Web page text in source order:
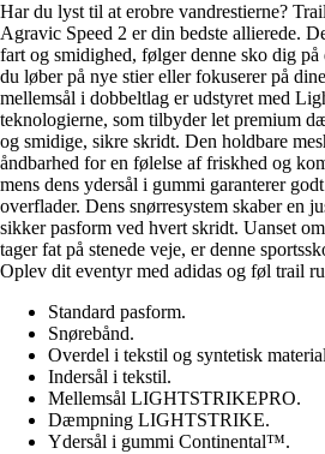
Har du lyst til at erobre vandrestierne?
Agravic Speed 2 er din bedste allierede.
fart og smidighed, følger denne sko dig på
du løber på nye stier eller fokuserer på
mellemsål i dobbeltlag er udstyret med
teknologierne, som tilbyder let premium
og smidige, sikre skridt. Den holdbare
åndbarhed for en følelse af friskhed og
mens dens ydersål i gummi garanterer
overflader. Dens snørresystem skaber en
sikker pasform ved hvert skridt. Uanset
tager fat på stenede veje, er denne
Oplev dit eventyr med adidas og føl trail
Standard pasform.
Snørebånd.
Overdel i tekstil og syntetisk
Indersål i tekstil.
Mellemsål LIGHTSTRIKEPRO.
Dæmpning LIGHTSTRIKE.
Ydersål i gummi Continental™.